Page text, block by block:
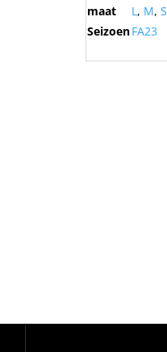
maat
L , M,S
SeizoenFA23